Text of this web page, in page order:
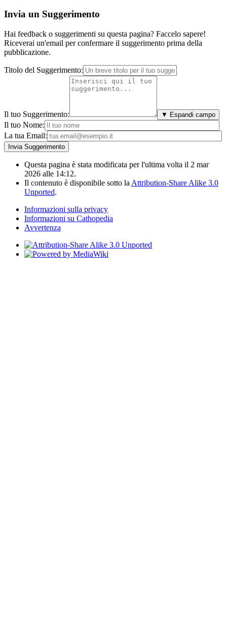
Invia un Suggerimento
Hai feedback o suggerimenti su questa pagina? Faccelo sapere!
Riceverai un'email per confermare il suggerimento prima della
pubblicazione.
Titolo del Suggerimento:
Il tuo Suggerimento: ▼ Espandi campo
Il tuo Nome:
La tua Email:
Questa pagina è stata modificata per l'ultima volta il 2 mar
2026 alle 14:12.
Il contenuto è disponibile sotto la Attribution-Share Alike 3.0
Unported.
Informazioni sulla privacy
Informazioni su Cathopedia
Avvertenza